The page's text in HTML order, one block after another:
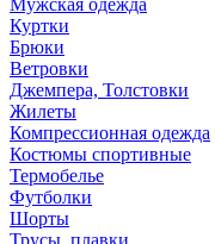
Мужская одежда
Куртки
Брюки
Ветровки
Джемпера, Толстовки
Жилеты
Компрессионная одежда
Костюмы спортивные
Термобелье
Футболки
Шорты
Трусы, плавки